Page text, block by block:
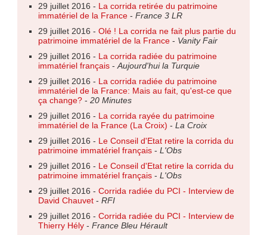
29 juillet 2016 - La corrida retirée du patrimoine
immatériel de la France- France 3 LR
29 juillet 2016 - Olé ! La corrida ne fait plus partie du
patrimoine immatériel de la France- Vanity Fair
29 juillet 2016 - La corrida radiée du patrimoine
immatériel français- Aujourd'hui la Turquie
29 juillet 2016 - La corrida radiée du patrimoine
immatériel de la France: Mais au fait, qu'est-ce que
ça change?- 20 Minutes
29 juillet 2016 - La corrida rayée du patrimoine
immatériel de la France (La Croix) - La Croix
29 juillet 2016 - Le Conseil d'Etat retire la corrida du
patrimoine immatériel français- L'Obs
29 juillet 2016 - Le Conseil d'Etat retire la corrida du
patrimoine immatériel français- L'Obs
29 juillet 2016 - Corrida radiée du PCI - Interview de
David Chauvet- RFI
29 juillet 2016 - Corrida radiée du PCI - Interview de
Thierry Hély- France Bleu Hérault